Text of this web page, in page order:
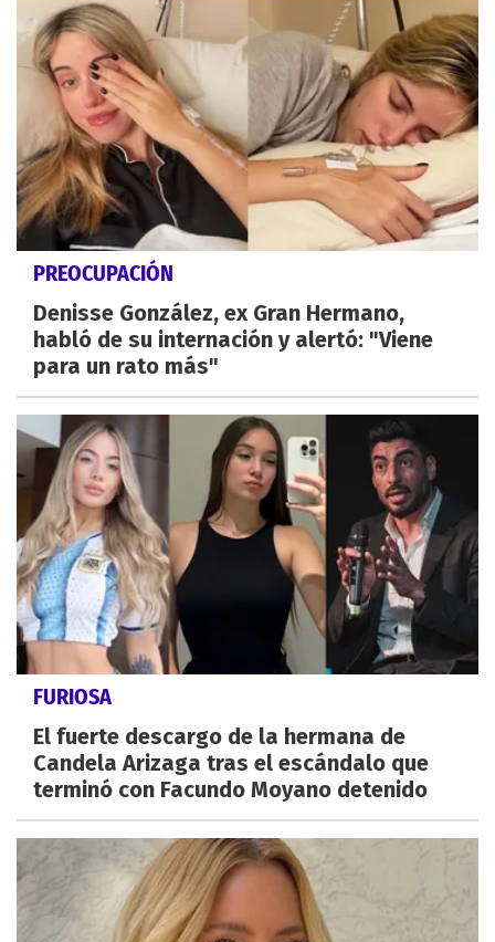
PREOCUPACIÓN
Denisse González, ex Gran Hermano,
habló de su internación y alertó: "Viene
para un rato más"
FURIOSA
El fuerte descargo de la hermana de
Candela Arizaga tras el escándalo que
terminó con Facundo Moyano detenido